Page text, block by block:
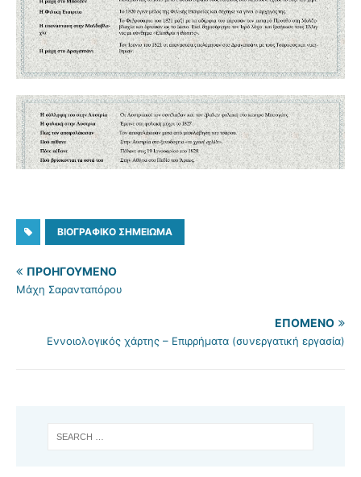
ΒΙΟΓΡΑΦΙΚΌ ΣΗΜΕΊΩΜΑ
ΠΡΟΗΓΟΎΜΕΝΟ
Μάχη Σαρανταπόρου
ΕΠΌΜΕΝΟ
Εννοιολογικός χάρτης – Επιρρήματα (συνεργατική εργασία)